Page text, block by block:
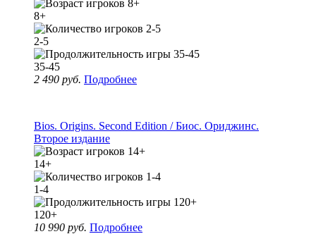
8+
2-5
35-45
2 490 руб. Подробнее
Bios. Origins. Second Edition / Биос. Ориджинс.
Второе издание
14+
1-4
120+
10 990 руб. Подробнее